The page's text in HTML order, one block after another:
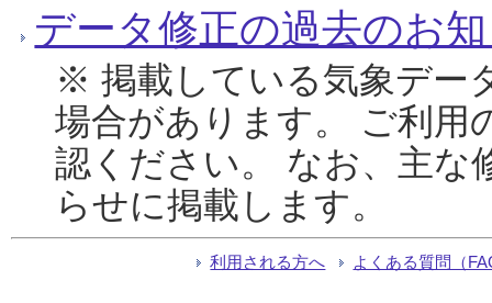
データ修正の過去のお
※ 掲載している気象デー
場合があります。 ご利用
認ください。 なお、主な
らせに掲載します。
利用される方へ よくある質問（